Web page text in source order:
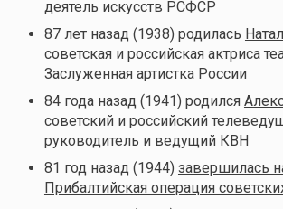
деятель искусств РСФСР
87 лет назад (1938) родилась
советская и российская актриса
Заслуженная артистка России
84 года назад (1941) родился
советский и российский
руководитель и ведущий КВН
81 год назад (1944) завершилась
Прибалтийская операция